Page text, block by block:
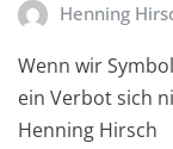
Henning
Wenn wir
ein Verbot sich
Henning Hirsch